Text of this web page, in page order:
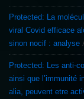
Protected: La
viral Covid efficace
sinon nocif : analyse
Protected: Les anti-corps de réserve, le système CD 4 et CD 8 T-cells
ainsi que l’immunité
alia, peuvent etre